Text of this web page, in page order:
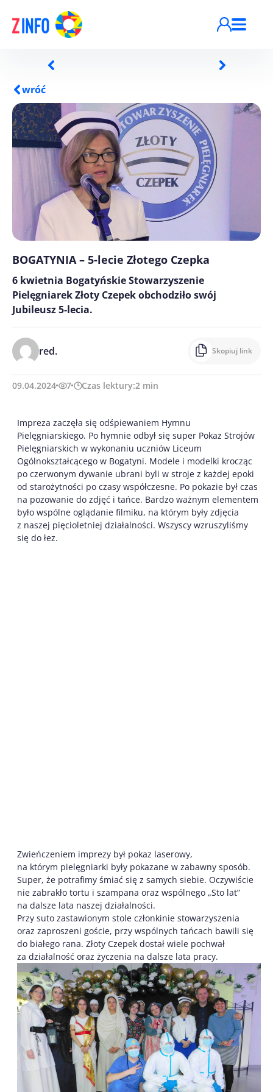
wróć
BOGATYNIA – 5-lecie Złotego Czepka
6 kwietnia Bogatyńskie Stowarzyszenie
Pielęgniarek Złoty Czepek obchodziło swój
Jubileusz 5-lecia.
red. Skopiuj link
09.04.2024 7 Czas lektury:2 min
Impreza zaczęła się odśpiewaniem Hymnu
Pielęgniarskiego. Po hymnie odbył się super Pokaz Strojów
Pielęgniarskich w wykonaniu uczniów Liceum
Ogólnokształcącego w Bogatyni. Modele i modelki krocząc
po czerwonym dywanie ubrani byli w stroje z każdej epoki
od starożytności po czasy współczesne. Po pokazie był czas
na pozowanie do zdjęć i tańce. Bardzo ważnym elementem
było wspólne oglądanie filmiku, na którym były zdjęcia
z naszej pięcioletniej działalności. Wszyscy wzruszyliśmy
się do łez.
Zwieńczeniem imprezy był pokaz laserowy,
na którym pielęgniarki były pokazane w zabawny sposób.
Super, że potrafimy śmiać się z samych siebie. Oczywiście
nie zabrakło tortu i szampana oraz wspólnego „Sto lat”
na dalsze lata naszej działalności.
Przy suto zastawionym stole członkinie stowarzyszenia
oraz zaproszeni goście, przy wspólnych tańcach bawili się
do białego rana. Złoty Czepek dostał wiele pochwał
za działalność oraz życzenia na dalsze lata pracy.